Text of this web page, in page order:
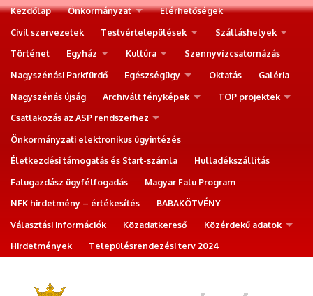
Kezdőlap Önkormányzat
Elérhetőségek
Civil szervezetek
Testvértelepülések
Szálláshelyek
Történet
Egyház Kultúra
Szennyvízcsatornázás
Nagyszénási Parkfürdő
Egészségügy Oktatás
Galéria
Nagyszénás újság
Archivált fényképek
TOP projektek
Csatlakozás az ASP rendszerhez
Önkormányzati elektronikus ügyintézés
Életkezdési támogatás és Start-számla
Hulladékszállítás
Falugazdász ügyfélfogadás
Magyar Falu Program
NFK hirdetmény – értékesítés
BABAKÖTVÉNY
Választási információk
Közadatkereső
Közérdekű adatok
Hirdetmények
Településrendezési terv 2024